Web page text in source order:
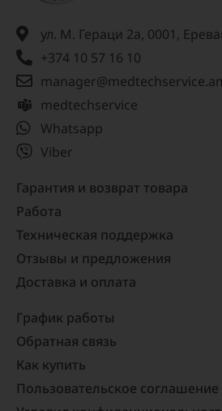
ул. М. Гераци 2а, 0001,
+374 10 57 16 10
medtechservice
Whatsapp
Viber
Гарантия и возврат товара
Работа
Техническая поддержка
Отзывы и предложения
Доставка и оплата
График работы
Обратная связь
Как купить
Пользовательское соглашение